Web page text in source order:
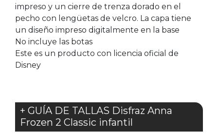
impreso y un cierre de trenza dorado en el
pecho con lengüetas de velcro. La capa tiene
un diseño impreso digitalmente en la base
No incluye las botas
Este es un producto con licencia oficial de
Disney
+ GUÍA DE TALLAS Disfraz Anna
Frozen 2 Classic infantil